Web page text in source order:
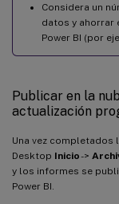
Considera un
datos y ahorrar
Power BI (por
Publicar en la
actualización
Una vez completados
Desktop Inicio->
y los informes se
Power BI.